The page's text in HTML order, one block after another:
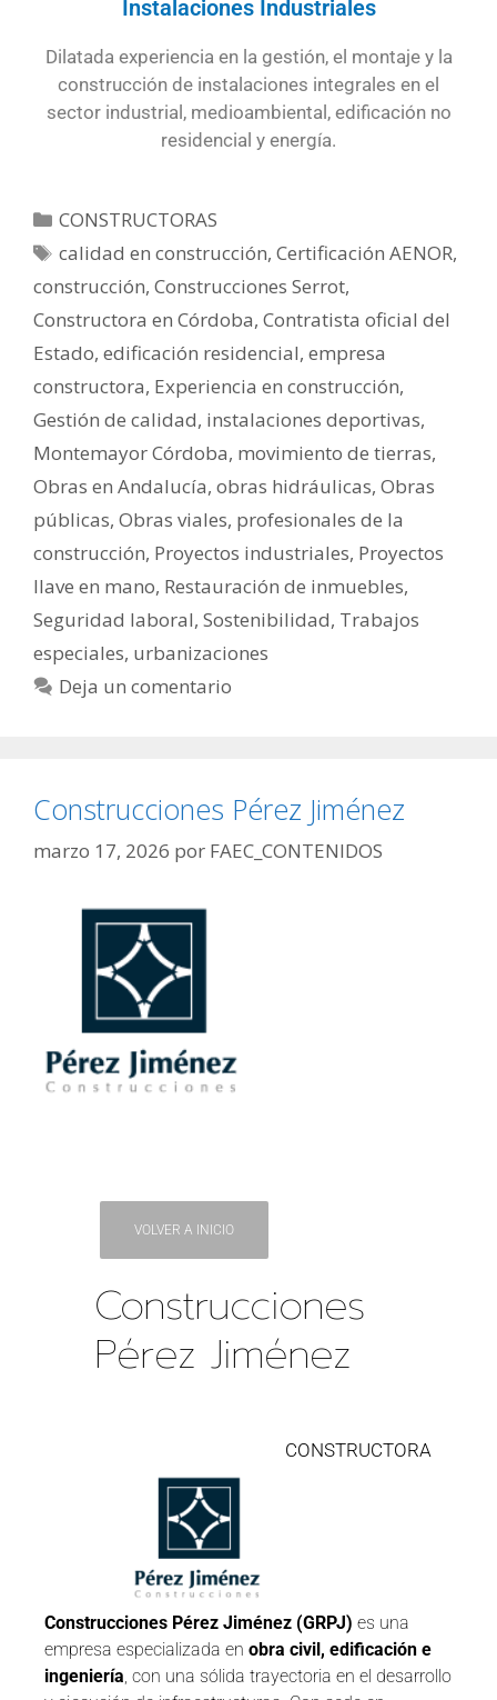
Instalaciones Industriales
Dilatada experiencia en la gestión, el montaje y la
construcción de instalaciones integrales en el
sector industrial, medioambiental, edificación no
residencial y energía.
CONSTRUCTORAS
calidad en construcción,Certificación AENOR,
construcción, Construcciones Serrot,
Constructora en Córdoba, Contratista oficial del
Estado, edificación residencial, empresa
constructora, Experiencia en construcción,
Gestión de calidad, instalaciones deportivas,
Montemayor Córdoba, movimiento de tierras,
Obras en Andalucía, obras hidráulicas, Obras
públicas, Obras viales, profesionales de la
construcción, Proyectos industriales, Proyectos
llave en mano, Restauración de inmuebles,
Seguridad laboral, Sostenibilidad, Trabajos
especiales, urbanizaciones
Deja un comentario
Construcciones Pérez Jiménez
marzo 17, 2026 por FAEC_CONTENIDOS
VOLVER A INICIO
Construcciones
Pérez Jiménez
CONSTRUCTORA
Construcciones Pérez Jiménez (GRPJ) es una
empresa especializada en obra civil, edificación e
ingeniería, con una sólida trayectoria en el desarrollo